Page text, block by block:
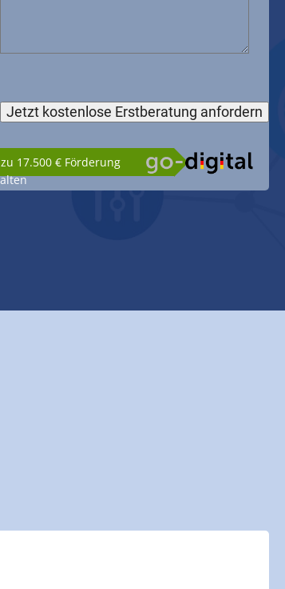
17.500 € Förderung